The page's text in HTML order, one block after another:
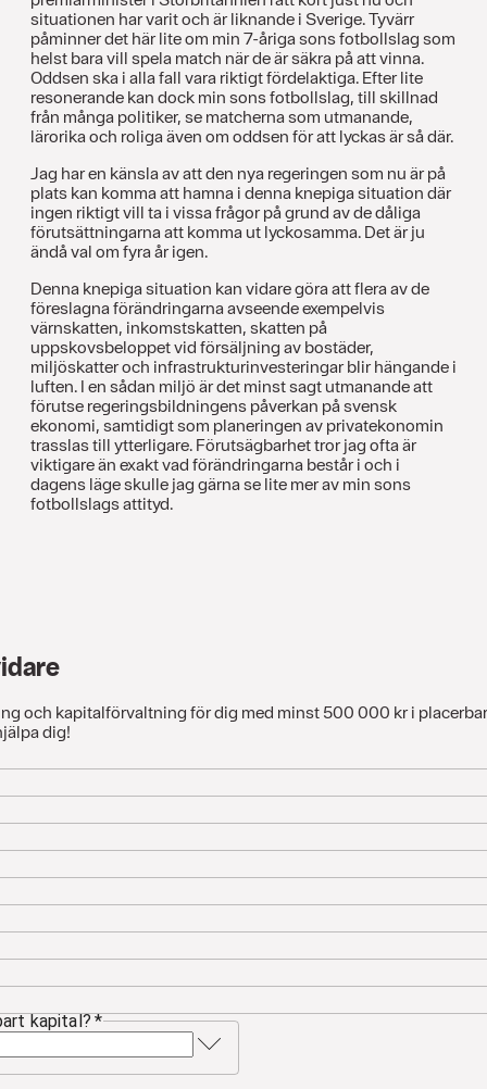
situationen har varit och är liknande i Sverige. Tyvärr
påminner det här lite om min 7-åriga sons fotbollslag som
helst bara vill spela match när de är säkra på att vinna.
Oddsen ska i alla fall vara riktigt fördelaktiga. Efter lite
resonerande kan dock min sons fotbollslag, till skillnad
från många politiker, se matcherna som utmanande,
lärorika och roliga även om oddsen för att lyckas är så där.
Jag har en känsla av att den nya regeringen som nu är på
plats kan komma att hamna i denna knepiga situation där
ingen riktigt vill ta i vissa frågor på grund av de dåliga
förutsättningarna att komma ut lyckosamma. Det är ju
ändå val om fyra år igen.
Denna knepiga situation kan vidare göra att flera av de
föreslagna förändringarna avseende exempelvis
värnskatten, inkomstskatten, skatten på
uppskovsbeloppet vid försäljning av bostäder,
miljöskatter och infrastrukturinvesteringar blir hängande i
luften. I en sådan miljö är det minst sagt utmanande att
förutse regeringsbildningens påverkan på svensk
ekonomi, samtidigt som planeringen av privatekonomin
trasslas till ytterligare. Förutsägbarhet tror jag ofta är
viktigare än exakt vad förändringarna består i och i
dagens läge skulle jag gärna se lite mer av min sons
fotbollslags attityd.
och kapitalförvaltning för dig med minst 500 000 kr i
dig!
kapital?*